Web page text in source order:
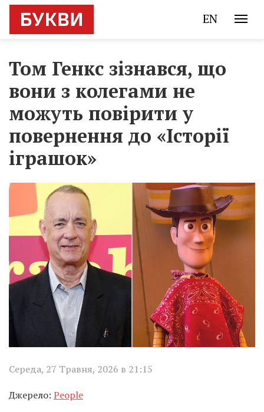
EN
Том Генкс зізнався, що
вони з колегами не
можуть повірити у
повернення до «Історії
іграшок»
Середа, 27 Травня, 2026 в 21:15
Джерело: People